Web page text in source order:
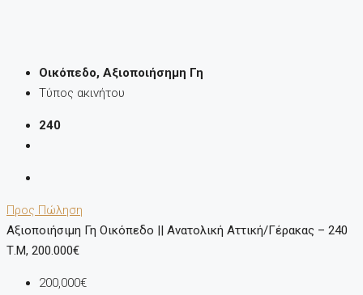
Οικόπεδο, Αξιοποιήσημη Γη
Τύπος ακινήτου
240
Προς Πώληση
Αξιοποιήσιμη Γη Οικόπεδο || Ανατολική Αττική/Γέρακας – 240
Τ.μ, 200.000€
200,000€